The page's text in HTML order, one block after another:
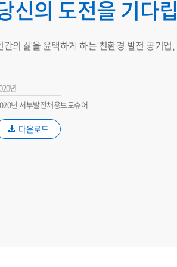
신의 도전을 기다
간의 삶을 윤택하게 하는 친환경 발전 공기
년
년 서부발전채용브로슈어
다운로드